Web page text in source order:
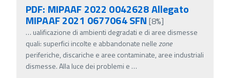
PDF: MIPAAF 2022 0042628 Allegato
MIPAAF 2021 0677064 SFN [8%]
… ualificazione di ambienti degradati e di aree dismesse
quali: superfici incolte e abbandonate nellezone
periferiche, discariche e aree contaminate, aree industriali
dismesse. Alla luce dei problemi e …